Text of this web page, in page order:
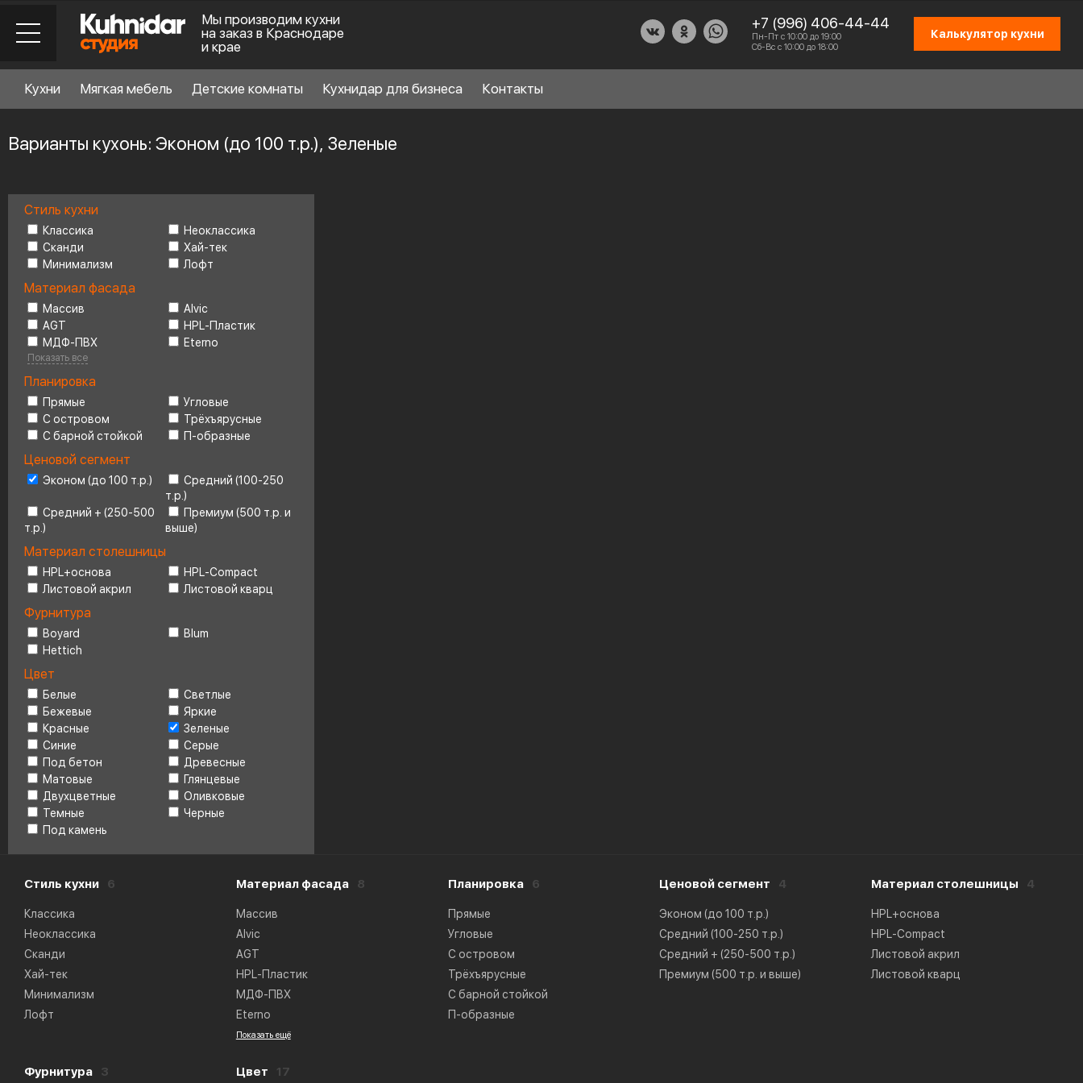
Мы производим кухни
на заказ в Краснодаре
и крае
+7 (996) 406-44-44
Пн-Пт с 10:00 до 19:00
Сб-Вс с 10:00 до 18:00
Калькулятор кухни
Стиль кухни
Материал фасада
Планировка
Ценовой сегмент
Кухни Мягкая мебель Детские комнаты Кухнидар для бизнеса Контакты
Варианты кухонь: Эконом (до 100 т.р.), Зеленые
Стиль кухни
Классика
Неоклассика
Сканди
Хай-тек
Минимализм
Лофт
Материал фасада
Массив
Alvic
AGT
HPL-Пластик
МДФ-ПВХ
Eterno
Показать все
Планировка
Прямые
Угловые
С островом
Трёхъярусные
С барной стойкой
П-образные
Ценовой сегмент
Эконом (до 100 т.р.)
Средний (100-250
т.р.)
Средний + (250-500
т.р.)
Премиум (500 т.р. и
выше)
Материал столешницы
HPL+основа
HPL-Compact
Листовой акрил
Листовой кварц
Фурнитура
Boyard
Blum
Hettich
Цвет
Белые
Светлые
Бежевые
Яркие
Красные
Зеленые
Синие
Серые
Под бетон
Древесные
Матовые
Глянцевые
Двухцветные
Оливковые
Темные
Черные
Под камень
Стиль кухни 6
Классика
Неоклассика
Сканди
Хай-тек
Минимализм
Лофт
Материал фасада 8
Массив
Alvic
AGT
HPL-Пластик
МДФ-ПВХ
Eterno
Показать ещё
Планировка 6
Прямые
Угловые
С островом
Трёхъярусные
С барной стойкой
П-образные
Ценовой сегмент 4
Эконом (до 100 т.р.)
Средний (100-250 т.р.)
Средний + (250-500 т.р.)
Премиум (500 т.р. и выше)
Материал столешницы 4
HPL+основа
HPL-Compact
Листовой акрил
Листовой кварц
Фурнитура 3 Цвет 17